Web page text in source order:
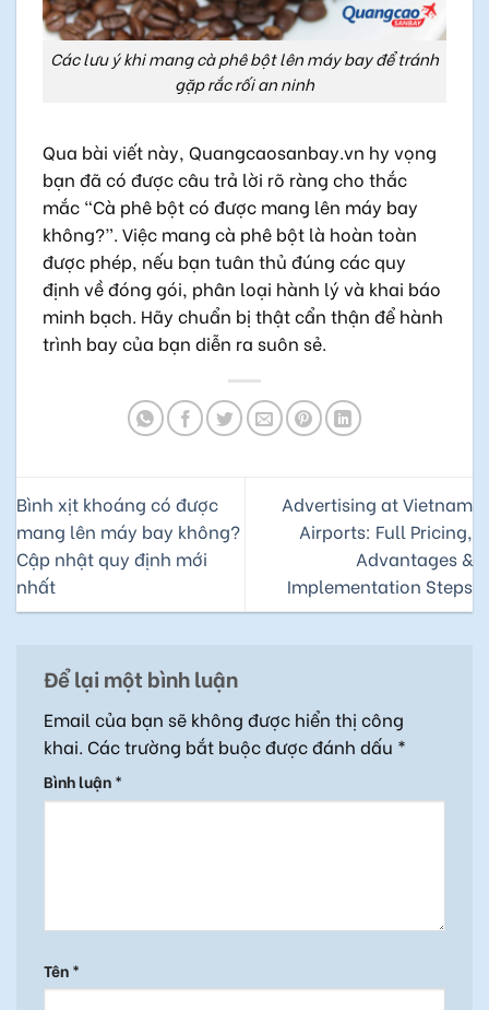
Các lưu ý khi mang cà phê bột lên máy bay để tránh
gặp rắc rối an ninh
Qua bài viết này, Quangcaosanbay.vn hy vọng
bạn đã có được câu trả lời rõ ràng cho thắc
mắc “Cà phê bột có được mang lên máy bay
không?”. Việc mang cà phê bột là hoàn toàn
được phép, nếu bạn tuân thủ đúng các quy
định về đóng gói, phân loại hành lý và khai báo
minh bạch. Hãy chuẩn bị thật cẩn thận để hành
trình bay của bạn diễn ra suôn sẻ.
Bình xịt khoáng có được
mang lên máy bay không?
Cập nhật quy định mới
nhất
Advertising at Vietnam
Airports: Full Pricing,
Advantages &
Implementation Steps
Để lại một bình luận
Email của bạn sẽ không được hiển thị công
khai. Các trường bắt buộc được đánh dấu *
Bình luận*
Tên*